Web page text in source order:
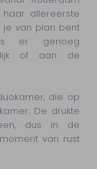
haar allereerste
je van plan bent
er genoeg
of aan de
die op
De drukte
dus in de
van rust